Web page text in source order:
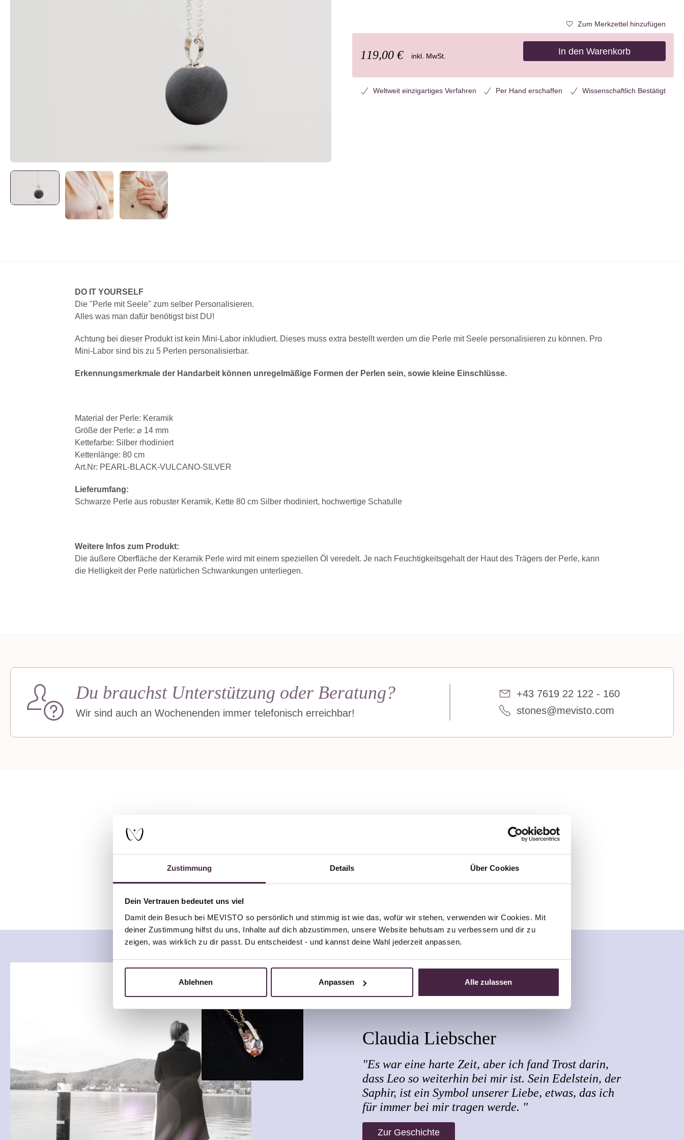
Zustimmung Details Über Cookies
Dein Vertrauen bedeutet uns viel
Damit dein Besuch bei MEVISTO so persönlich und stimmig ist wie das, wofür wir stehen, verwenden wir Cookies. Mit
deiner Zustimmung hilfst du uns, Inhalte auf dich abzustimmen, unsere Website behutsam zu verbessern und dir zu
zeigen, was wirklich zu dir passt. Du entscheidest - und kannst deine Wahl jederzeit anpassen.
Ablehnen Anpassen Alle zulassen
Zum Merkzettel hinzufügen
119,00 € inkl. MwSt. In den Warenkorb
Weltweit einzigartiges Verfahren Per Hand erschaffen Wissenschaftlich Bestätigt
DO IT YOURSELF
Die "Perle mit Seele" zum selber Personalisieren.
Alles was man dafür benötigst bist DU!
Achtung bei dieser Produkt ist kein Mini-Labor inkludiert. Dieses muss extra bestellt werden um die Perle mit Seele personalisieren zu können. Pro
Mini-Labor sind bis zu 5 Perlen personalisierbar.
Erkennungsmerkmale der Handarbeit können unregelmäßige Formen der Perlen sein, sowie kleine Einschlüsse.
Material der Perle: Keramik
Größe der Perle: ⌀ 14 mm
Kettefarbe: Silber rhodiniert
Kettenlänge: 80 cm
Art.Nr: PEARL-BLACK-VULCANO-SILVER
Lieferumfang:
Schwarze Perle aus robuster Keramik, Kette 80 cm Silber rhodiniert, hochwertige Schatulle
Weitere Infos zum Produkt:
Die äußere Oberfläche der Keramik Perle wird mit einem speziellen Öl veredelt. Je nach Feuchtigkeitsgehalt der Haut des Trägers der Perle, kann
die Helligkeit der Perle natürlichen Schwankungen unterliegen.
Du brauchst Unterstützung oder Beratung?
Wir sind auch an Wochenenden immer telefonisch erreichbar!
+43 7619 22 122 - 160
stones@mevisto.com
Erinnerungsstück mit Edelstein
Claudia Liebscher
"Es war eine harte Zeit, aber ich fand Trost darin,
dass Leo so weiterhin bei mir ist. Sein Edelstein, der
Saphir, ist ein Symbol unserer Liebe, etwas, das ich
für immer bei mir tragen werde. "
Zur Geschichte